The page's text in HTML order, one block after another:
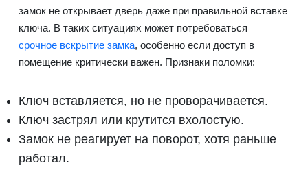
замок не открывает дверь даже при правильной вставке
ключа. В таких ситуациях может потребоваться
срочное вскрытие замка, особенно если доступ в
помещение критически важен. Признаки поломки:
Ключ вставляется, но не проворачивается.
Ключ застрял или крутится вхолостую.
Замок не реагирует на поворот, хотя раньше
работал.